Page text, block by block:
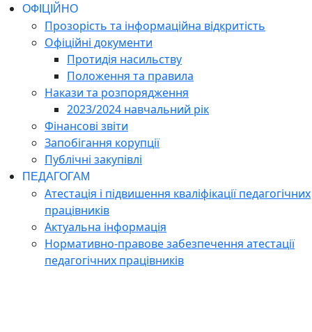
ОФІЦІЙНО
Прозорість та інформаційна відкритість
Офіційні документи
Протидія насильству
Положення та правила
Накази та розпорядження
2023/2024 навчальний рік
Фінансові звіти
Запобігання корупції
Публічні закупівлі
ПЕДАГОГАМ
Атестація і підвишення кваліфікації педагогічних
працівників
Актуальна інформація
Нормативно-правове забезпечення атестації
педагогічних працівників